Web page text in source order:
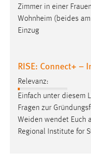
Zimmer in einer
Wohnheim (beides
Einzug
RISE: Connect+ –
Relevanz:
Einfach unter diesem
Fragen zur
Weiden wendet Euch
Regional Institute for
Matomo
Name:
Zweck:
Cookie Laufzeit:
Max. 13 Monate